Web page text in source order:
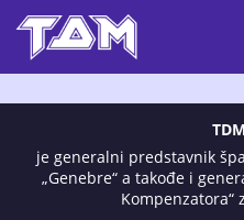
je generalni predstavnik
„Genebre“ a takođe i